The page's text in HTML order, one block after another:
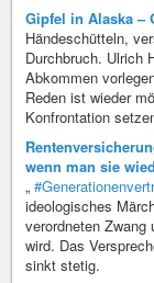
Gipfel in Alaska –
Händeschütteln,
Durchbruch. Ulrich
Abkommen
Reden ist wieder
Konfrontation
wenn man sie
„
ideologisches
verordneten Zwang
wird. Das
sinkt stetig.